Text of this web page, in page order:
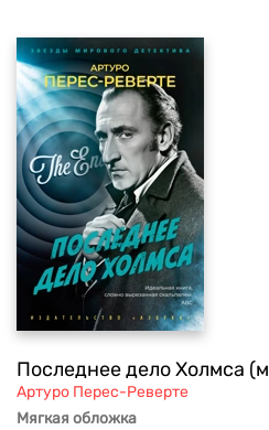
Последнее дело Холмса
Артуро Перес-Реверте
Мягкая обложка